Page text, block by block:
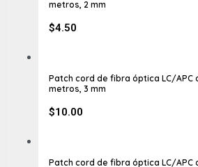
metros, 2 mm
$4.50
Patch cord de fibra óptica LC/APC
metros, 3 mm
$10.00
Patch cord de fibra óptica LC/APC